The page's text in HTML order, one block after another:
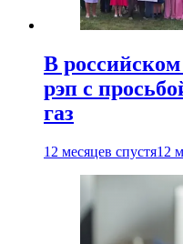
В
рэп с
газ
12 месяцев спустя12